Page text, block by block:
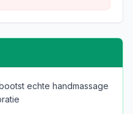
echte handmassage